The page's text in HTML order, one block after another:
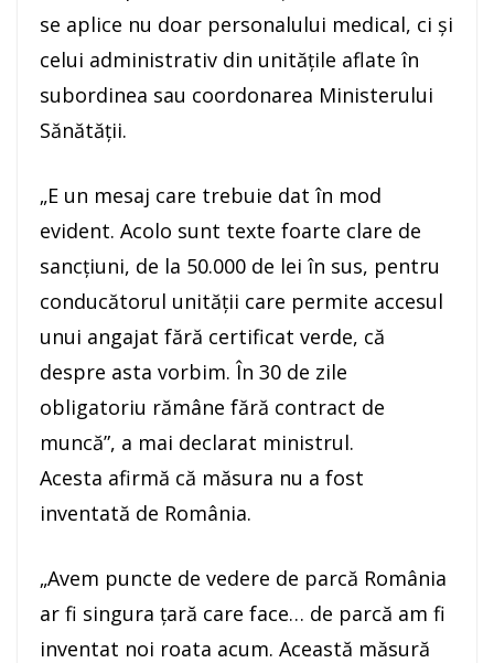
se aplice nu doar personalului medical, ci şi
celui administrativ din unităţile aflate în
subordinea sau coordonarea Ministerului
Sănătăţii.
„E un mesaj care trebuie dat în mod
evident. Acolo sunt texte foarte clare de
sancţiuni, de la 50.000 de lei în sus, pentru
conducătorul unităţii care permite accesul
unui angajat fără certificat verde, că
despre asta vorbim. În 30 de zile
obligatoriu rămâne fără contract de
muncă”, a mai declarat ministrul.
Acesta afirmă că măsura nu a fost
inventată de România.
„Avem puncte de vedere de parcă România
ar fi singura ţară care face… de parcă am fi
inventat noi roata acum. Această măsură